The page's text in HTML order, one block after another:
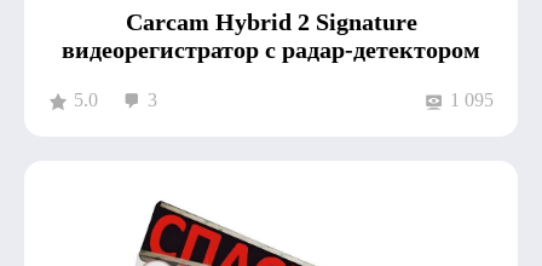
Carcam Hybrid 2 Signature
видеорегистратор с радар-детектором
5.0 3 1 095